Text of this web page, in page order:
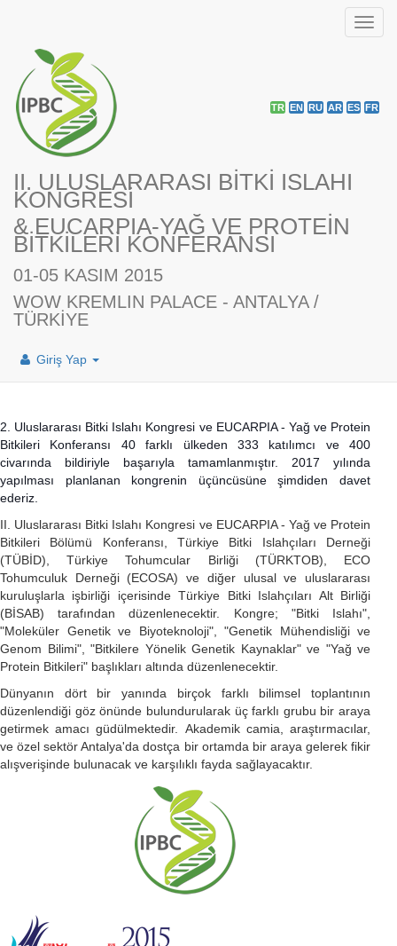
II. ULUSLARARASI BİTKİ ISLAHI
KONGRESİ
& EUCARPIA-YAĞ VE PROTEİN
BİTKİLERİ KONFERANSI
01-05 KASIM 2015
WOW KREMLIN PALACE - ANTALYA /
TÜRKİYE
TR EN RU AR ES FR
Giriş Yap
2. Uluslararası Bitki Islahı Kongresi ve EUCARPIA - Yağ ve Protein
Bitkileri Konferansı 40 farklı ülkeden 333 katılımcı ve 400
civarında bildiriyle başarıyla tamamlanmıştır. 2017 yılında
yapılması planlanan kongrenin üçüncüsüne şimdiden davet
ederiz.
II. Uluslararası Bitki Islahı Kongresi ve EUCARPIA - Yağ ve Protein
Bitkileri Bölümü Konferansı, Türkiye Bitki Islahçıları Derneği
(TÜBİD), Türkiye Tohumcular Birliği (TÜRKTOB), ECO
Tohumculuk Derneği (ECOSA) ve diğer ulusal ve uluslararası
kuruluşlarla işbirliği içerisinde Türkiye Bitki Islahçıları Alt Birliği
(BİSAB) tarafından düzenlenecektir. Kongre; "Bitki Islahı",
"Moleküler Genetik ve Biyoteknoloji", "Genetik Mühendisliği ve
Genom Bilimi", "Bitkilere Yönelik Genetik Kaynaklar" ve "Yağ ve
Protein Bitkileri" başlıkları altında düzenlenecektir.
Dünyanın dört bir yanında birçok farklı bilimsel toplantının
düzenlendiği göz önünde bulundurularak üç farklı grubu bir araya
getirmek amacı güdülmektedir. Akademik camia, araştırmacılar,
ve özel sektör Antalya'da dostça bir ortamda bir araya gelerek fikir
alışverişinde bulunacak ve karşılıklı fayda sağlayacaktır.